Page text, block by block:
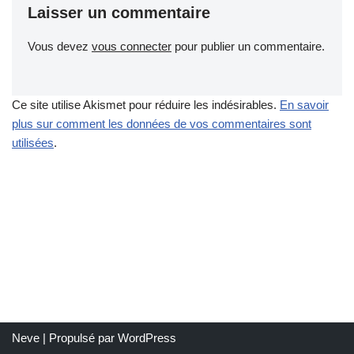
Laisser un commentaire
Vous devez vous connecter pour publier un commentaire.
Ce site utilise Akismet pour réduire les indésirables. En savoir
plus sur comment les données de vos commentaires sont
utilisées.
Neve | Propulsé par WordPress